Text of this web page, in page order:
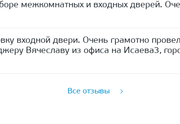
межкомнатных и входных дверей.
входной двери. Очень грамотно
Вячеславу из офиса на Исаева3,
Все отзывы